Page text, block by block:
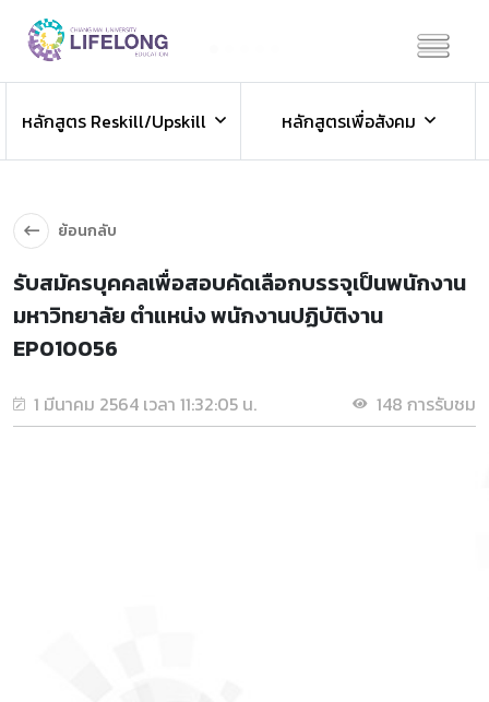
ข่าวประชาสัมพันธ์
ข่าวสารองค์กร ข่าวสารกิจกรรม
หลักสูตร Reskill/Upskill
หลักสูตรเพื่อสังคม
ย้อนกลับ
รับสมัครบุคคลเพื่อสอบคัดเลือกบรรจุเป็นพนักงาน
มหาวิทยาลัย ตำแหน่ง พนักงานปฏิบัติงาน
EP010056
1 มีนาคม 2564 เวลา 11:32:05 น. 148 การรับชม